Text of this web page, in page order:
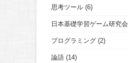
思考ツール (6)
日本基礎学習ゲーム研究会
プログラミング (2)
論語 (14)